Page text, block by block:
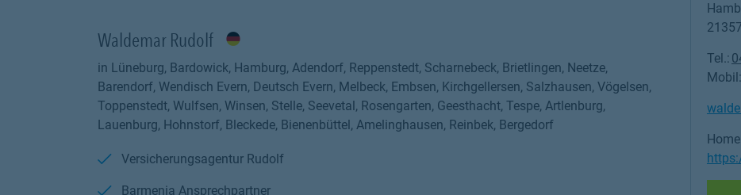
Unsere Finanzberater und Versicherungsexperten beraten Sie kompetent und unabhängig, um die
besten Versicherungs- und Finanzprodukte auf dem Markt zu finden, die genau auf Ihre
Lebenssituation zugeschnitten sind.
Unsere umfangreichen Dienstleistungen umfassen:
Versicherungsberatung:
Wir analysieren Ihren persönlichen Versicherungsbedarf und bieten Ihnen die besten
Waldemar Rudolf
in Lüneburg, Bardowick, Hamburg, Adendorf, Reppenstedt, Scharnebeck, Brietlingen, Neetze,
Barendorf, Wendisch Evern, Deutsch Evern, Melbeck, Embsen, Kirchgellersen, Salzhausen, Vögelsen,
Toppenstedt, Wulfsen, Winsen, Stelle, Seevetal, Rosengarten, Geesthacht, Tespe, Artlenburg,
Lauenburg, Hohnstorf, Bleckede, Bienenbüttel, Amelinghausen, Reinbek, Bergedorf
Versicherungsagentur Rudolf
Barmenia Ansprechpartner
21357
Tel.:
Mobil: